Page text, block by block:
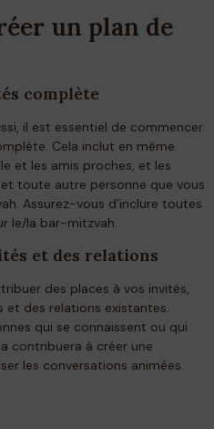
un plan de
complète
il est essentiel de commencer
Cela inclut en même
et les amis proches, et les
toute autre personne que vous
Assurez-vous d’inclure toutes
le/la bar-mitzvah.
et des relations
des places à vos invités,
des relations existantes.
qui se connaissent ou qui
contribuera à créer une
les conversations animées